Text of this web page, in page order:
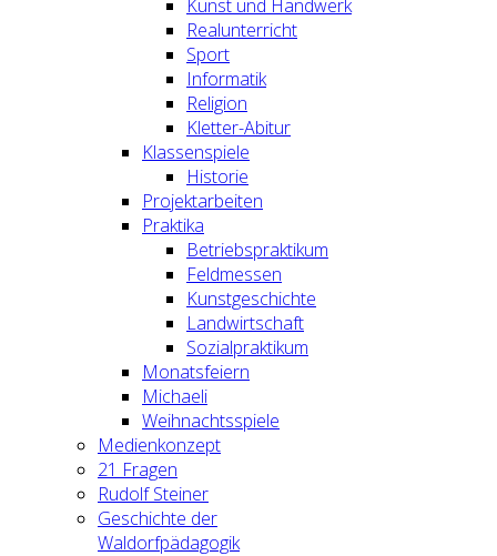
Kunst und Handwerk
Realunterricht
Sport
Informatik
Religion
Kletter-Abitur
Klassenspiele
Historie
Projektarbeiten
Praktika
Betriebspraktikum
Feldmessen
Kunstgeschichte
Landwirtschaft
Sozialpraktikum
Monatsfeiern
Michaeli
Weihnachtsspiele
Medienkonzept
21 Fragen
Rudolf Steiner
Geschichte der
Waldorfpädagogik